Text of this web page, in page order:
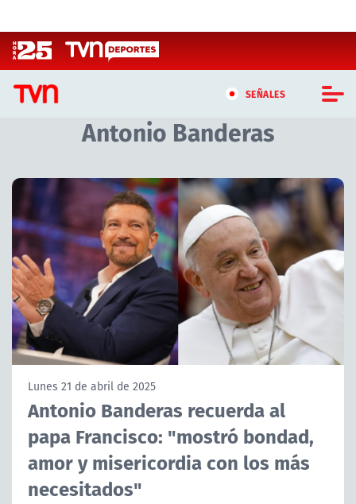
SEÑALES
CASTING MASTERCHEF CHILE
CASTING TVN VERTICAL
TVN VERTICAL
TVN PLAY
PROGRAMAS
TELESERIES
ACTUALIDAD Y TENDENCIAS
CORPORATIVO Y TRANSPARENCIA
Antonio Banderas
Lunes 21 de abril de 2025
Antonio Banderas recuerda al
papa Francisco: "mostró bondad,
amor y misericordia con los más
necesitados"